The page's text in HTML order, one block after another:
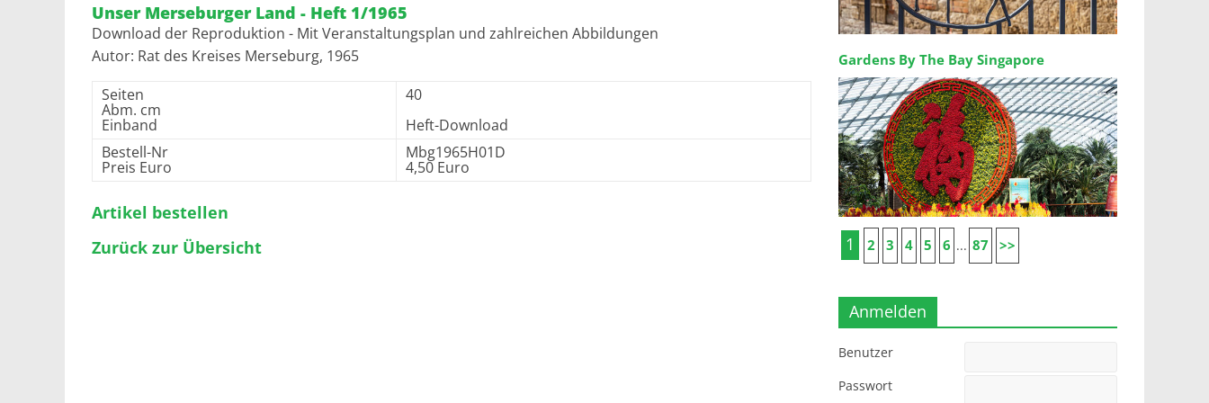
Unser Merseburger Land - Heft 1/1965
Download der Reproduktion - Mit Veranstaltungsplan und zahlreichen Abbildungen
Autor: Rat des Kreises Merseburg, 1965
Seiten
Abm. cm
Einband
40
Heft-Download
Bestell-Nr
Preis Euro
Mbg1965H01D
4,50 Euro
Artikel bestellen
Zurück zur Übersicht
Gardens By The Bay Singapore
1 2 3 4 5 6 ... 87 >>
Anmelden
Benutzer
Passwort